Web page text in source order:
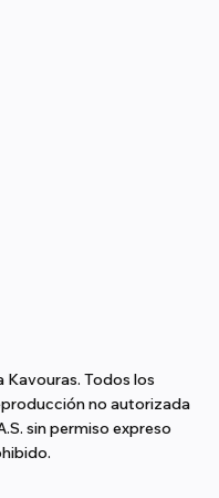
Todos los
no autorizada
sin permiso expreso